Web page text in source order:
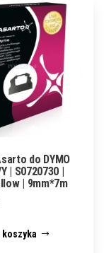
do DYMO
| S0720730 |
| 9mm*7m
koszyka